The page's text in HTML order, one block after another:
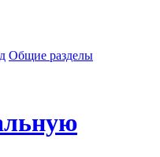
Общие разделы